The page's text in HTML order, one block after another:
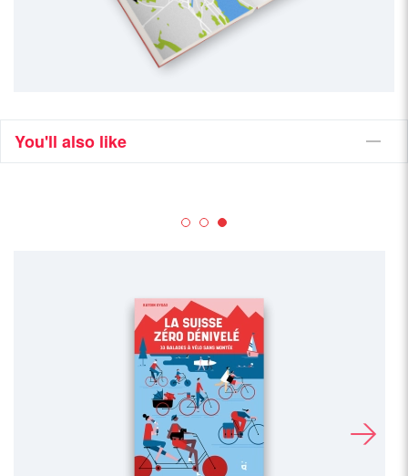
You'll also like